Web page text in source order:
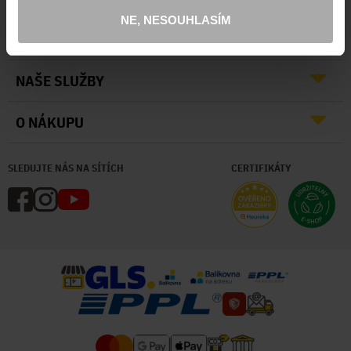
NE, NESOUHLASÍM
SLEDUJTE NÁS NA SÍTÍCH CERTIFIKÁTY
O NÁS
NAŠE SLUŽBY
O NÁKUPU